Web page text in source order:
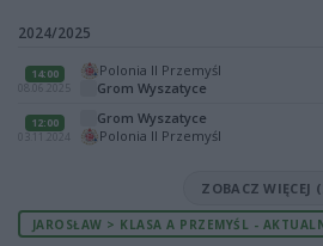
2024/2025
14:00
08.06.2025
Polonia II Przemyśl
Grom Wyszatyce
12:00
03.11.2024
Grom Wyszatyce
Polonia II Przemyśl
ZOBACZ WIĘCEJ
JAROSŁAW > KLASA A PRZEMYŚL -